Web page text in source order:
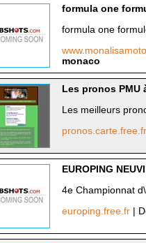
formula one
formula one
monaco
Les pronos PMU
Les meilleurs
EUROPING
4e Championnat
europing.free.fr
|